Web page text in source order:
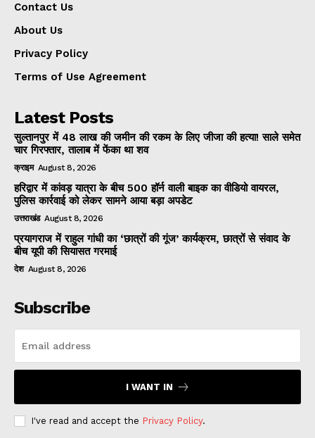
Contact Us
About Us
Privacy Policy
Terms of Use Agreement
Latest Posts
सुल्तानपुर में 48 लाख की जमीन की रकम के लिए जीजा की हत्या! साले समेत
चार गिरफ्तार, तालाब में फेंका था शव
क्राइम August 8, 2026
हरिद्वार में कांवड़ यात्रा के बीच 500 हॉर्न वाली बाइक का वीडियो वायरल,
पुलिस कार्रवाई को लेकर सामने आया बड़ा अपडेट
उत्तराखंड August 8, 2026
प्रयागराज में राहुल गांधी का ‘छात्रों की गूंज’ कार्यक्रम, छात्रों से संवाद के
बीच यूपी की सियासत गरमाई
देश August 8, 2026
Subscribe
I WANT IN
I've read and accept the Privacy Policy.